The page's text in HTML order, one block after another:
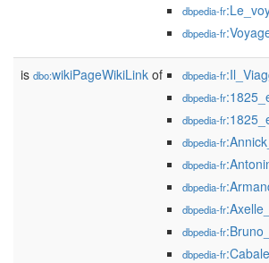
dbpedia-fr
dbpedia-fr
is dbo:wikiPageWikiLink of dbpedia-fr
dbpedia-fr
dbpedia-fr
dbpedia-fr
dbpedia-fr
dbpedia-fr
dbpedia-fr
dbpedia-fr
dbpedia-fr